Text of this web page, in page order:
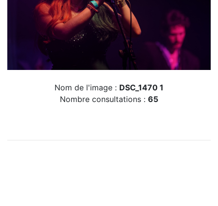
Nom de l'image : DSC_1470 1
Nombre consultations : 65